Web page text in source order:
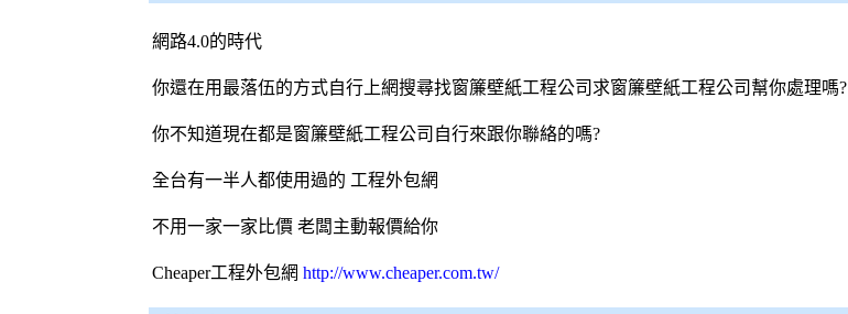
網路4.0的時代
你還在用最落伍的方式自行上網搜尋找窗簾壁紙工程公司求窗簾壁紙工程公司幫你處理嗎?
你不知道現在都是窗簾壁紙工程公司自行來跟你聯絡的嗎?
全台有一半人都使用過的 工程外包網
不用一家一家比價 老闆主動報價給你
Cheaper工程外包網 http://www.cheaper.com.tw/